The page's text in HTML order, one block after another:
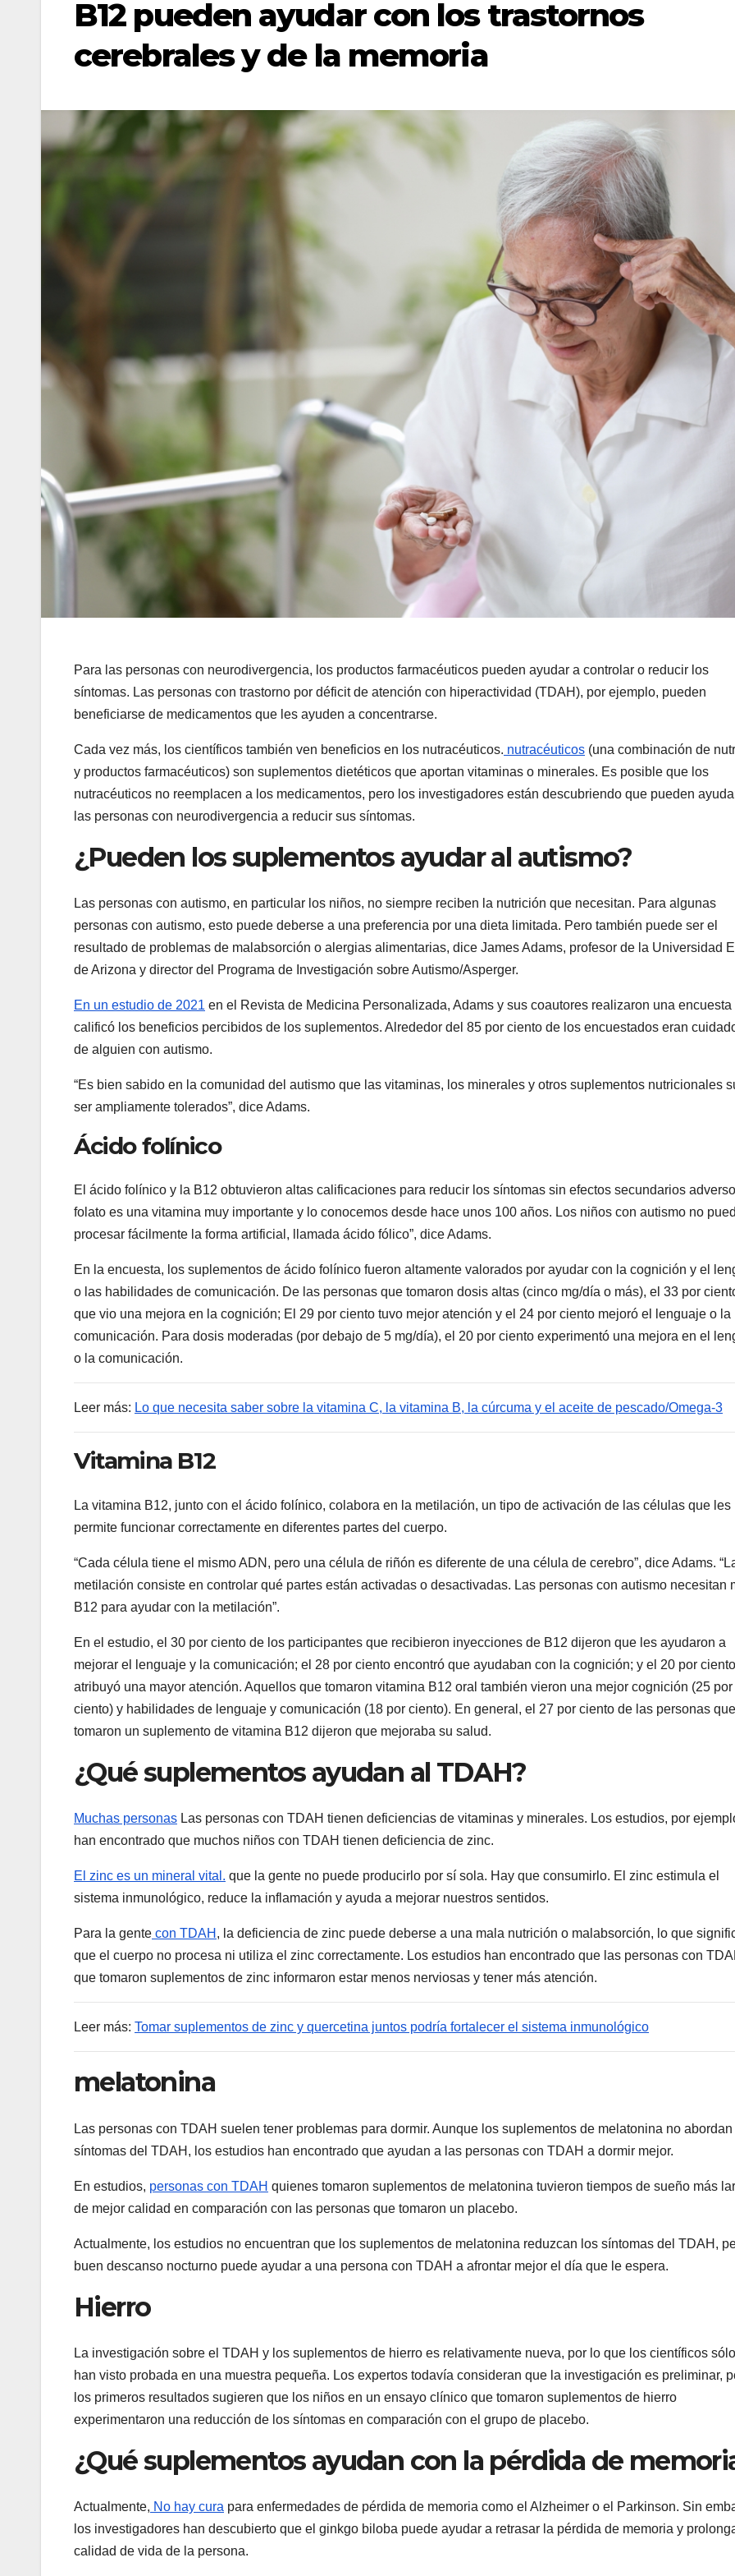
B12 pueden ayudar con los trastornos
cerebrales y de la memoria
Para las personas con neurodivergencia, los productos farmacéuticos pueden ayudar a controlar o reducir los
síntomas. Las personas con trastorno por déficit de atención con hiperactividad (TDAH), por ejemplo, pueden
beneficiarse de medicamentos que les ayuden a concentrarse.
Cada vez más, los científicos también ven beneficios en los nutracéuticos. nutracéuticos (una combinación de
y productos farmacéuticos) son suplementos dietéticos que aportan vitaminas o minerales. Es posible que los
nutracéuticos no reemplacen a los medicamentos, pero los investigadores están descubriendo que pueden
las personas con neurodivergencia a reducir sus síntomas.
¿Pueden los suplementos ayudar al autismo?
Las personas con autismo, en particular los niños, no siempre reciben la nutrición que necesitan. Para algunas
personas con autismo, esto puede deberse a una preferencia por una dieta limitada. Pero también puede ser el
resultado de problemas de malabsorción o alergias alimentarias, dice James Adams, profesor de la Universidad
de Arizona y director del Programa de Investigación sobre Autismo/Asperger.
En un estudio de 2021 en el Revista de Medicina Personalizada, Adams y sus coautores realizaron una encuesta
calificó los beneficios percibidos de los suplementos. Alrededor del 85 por ciento de los encuestados eran
de alguien con autismo.
“Es bien sabido en la comunidad del autismo que las vitaminas, los minerales y otros suplementos nutricionales
ser ampliamente tolerados”, dice Adams.
Ácido folínico
El ácido folínico y la B12 obtuvieron altas calificaciones para reducir los síntomas sin efectos secundarios
folato es una vitamina muy importante y lo conocemos desde hace unos 100 años. Los niños con autismo no
procesar fácilmente la forma artificial, llamada ácido fólico”, dice Adams.
En la encuesta, los suplementos de ácido folínico fueron altamente valorados por ayudar con la cognición y el
o las habilidades de comunicación. De las personas que tomaron dosis altas (cinco mg/día o más), el 33 por
que vio una mejora en la cognición; El 29 por ciento tuvo mejor atención y el 24 por ciento mejoró el lenguaje o la
comunicación. Para dosis moderadas (por debajo de 5 mg/día), el 20 por ciento experimentó una mejora en el
o la comunicación.
Leer más: Lo que necesita saber sobre la vitamina C, la vitamina B, la cúrcuma y el aceite de pescado/Omega-3
Vitamina B12
La vitamina B12, junto con el ácido folínico, colabora en la metilación, un tipo de activación de las células que les
permite funcionar correctamente en diferentes partes del cuerpo.
“Cada célula tiene el mismo ADN, pero una célula de riñón es diferente de una célula de cerebro”, dice Adams.
metilación consiste en controlar qué partes están activadas o desactivadas. Las personas con autismo necesitan
B12 para ayudar con la metilación”.
En el estudio, el 30 por ciento de los participantes que recibieron inyecciones de B12 dijeron que les ayudaron a
mejorar el lenguaje y la comunicación; el 28 por ciento encontró que ayudaban con la cognición; y el 20 por
atribuyó una mayor atención. Aquellos que tomaron vitamina B12 oral también vieron una mejor cognición (25 por
ciento) y habilidades de lenguaje y comunicación (18 por ciento). En general, el 27 por ciento de las personas que
tomaron un suplemento de vitamina B12 dijeron que mejoraba su salud.
¿Qué suplementos ayudan al TDAH?
Muchas personas Las personas con TDAH tienen deficiencias de vitaminas y minerales. Los estudios, por
han encontrado que muchos niños con TDAH tienen deficiencia de zinc.
El zinc es un mineral vital. que la gente no puede producirlo por sí sola. Hay que consumirlo. El zinc estimula el
sistema inmunológico, reduce la inflamación y ayuda a mejorar nuestros sentidos.
Para la gente con TDAH , la deficiencia de zinc puede deberse a una mala nutrición o malabsorción, lo que
que el cuerpo no procesa ni utiliza el zinc correctamente. Los estudios han encontrado que las personas con
que tomaron suplementos de zinc informaron estar menos nerviosas y tener más atención.
Leer más: Tomar suplementos de zinc y quercetina juntos podría fortalecer el sistema inmunológico
melatonina
Las personas con TDAH suelen tener problemas para dormir. Aunque los suplementos de melatonina no
síntomas del TDAH, los estudios han encontrado que ayudan a las personas con TDAH a dormir mejor.
En estudios, personas con TDAH quienes tomaron suplementos de melatonina tuvieron tiempos de sueño más
de mejor calidad en comparación con las personas que tomaron un placebo.
Actualmente, los estudios no encuentran que los suplementos de melatonina reduzcan los síntomas del TDAH,
buen descanso nocturno puede ayudar a una persona con TDAH a afrontar mejor el día que le espera.
Hierro
La investigación sobre el TDAH y los suplementos de hierro es relativamente nueva, por lo que los científicos
han visto probada en una muestra pequeña. Los expertos todavía consideran que la investigación es preliminar,
los primeros resultados sugieren que los niños en un ensayo clínico que tomaron suplementos de hierro
experimentaron una reducción de los síntomas en comparación con el grupo de placebo.
¿Qué suplementos ayudan con la pérdida de
Actualmente, No hay cura para enfermedades de pérdida de memoria como el Alzheimer o el Parkinson. Sin
los investigadores han descubierto que el ginkgo biloba puede ayudar a retrasar la pérdida de memoria y
calidad de vida de la persona.